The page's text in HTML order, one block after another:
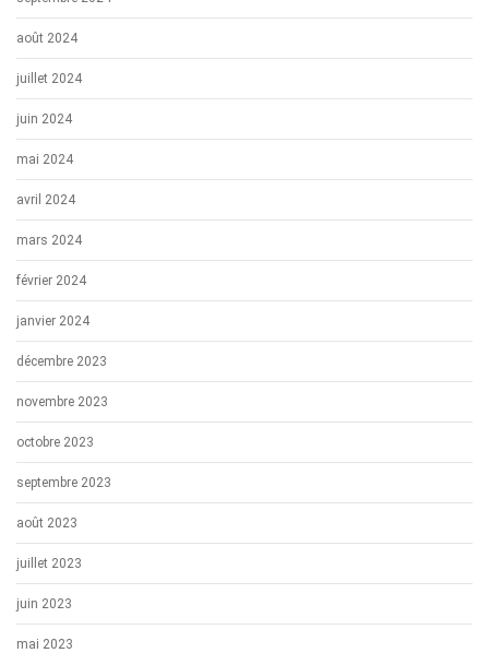
août 2024
juillet 2024
juin 2024
mai 2024
avril 2024
mars 2024
février 2024
janvier 2024
décembre 2023
novembre 2023
octobre 2023
septembre 2023
août 2023
juillet 2023
juin 2023
mai 2023